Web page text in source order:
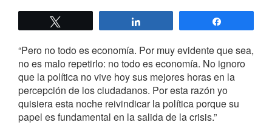
“Pero no todo es economía. Por muy evidente que sea,
no es malo repetirlo: no todo es economía. No ignoro
que la política no vive hoy sus mejores horas en la
percepción de los ciudadanos. Por esta razón yo
quisiera esta noche reivindicar la política porque su
papel es fundamental en la salida de la crisis.”